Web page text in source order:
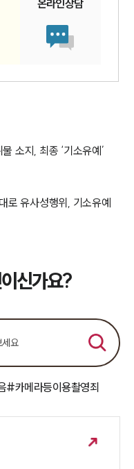
온라인상담
소지, 최종 ‘기소유예’
로 유사성행위, 기소유예
신가요?
#카메라등이용촬영죄